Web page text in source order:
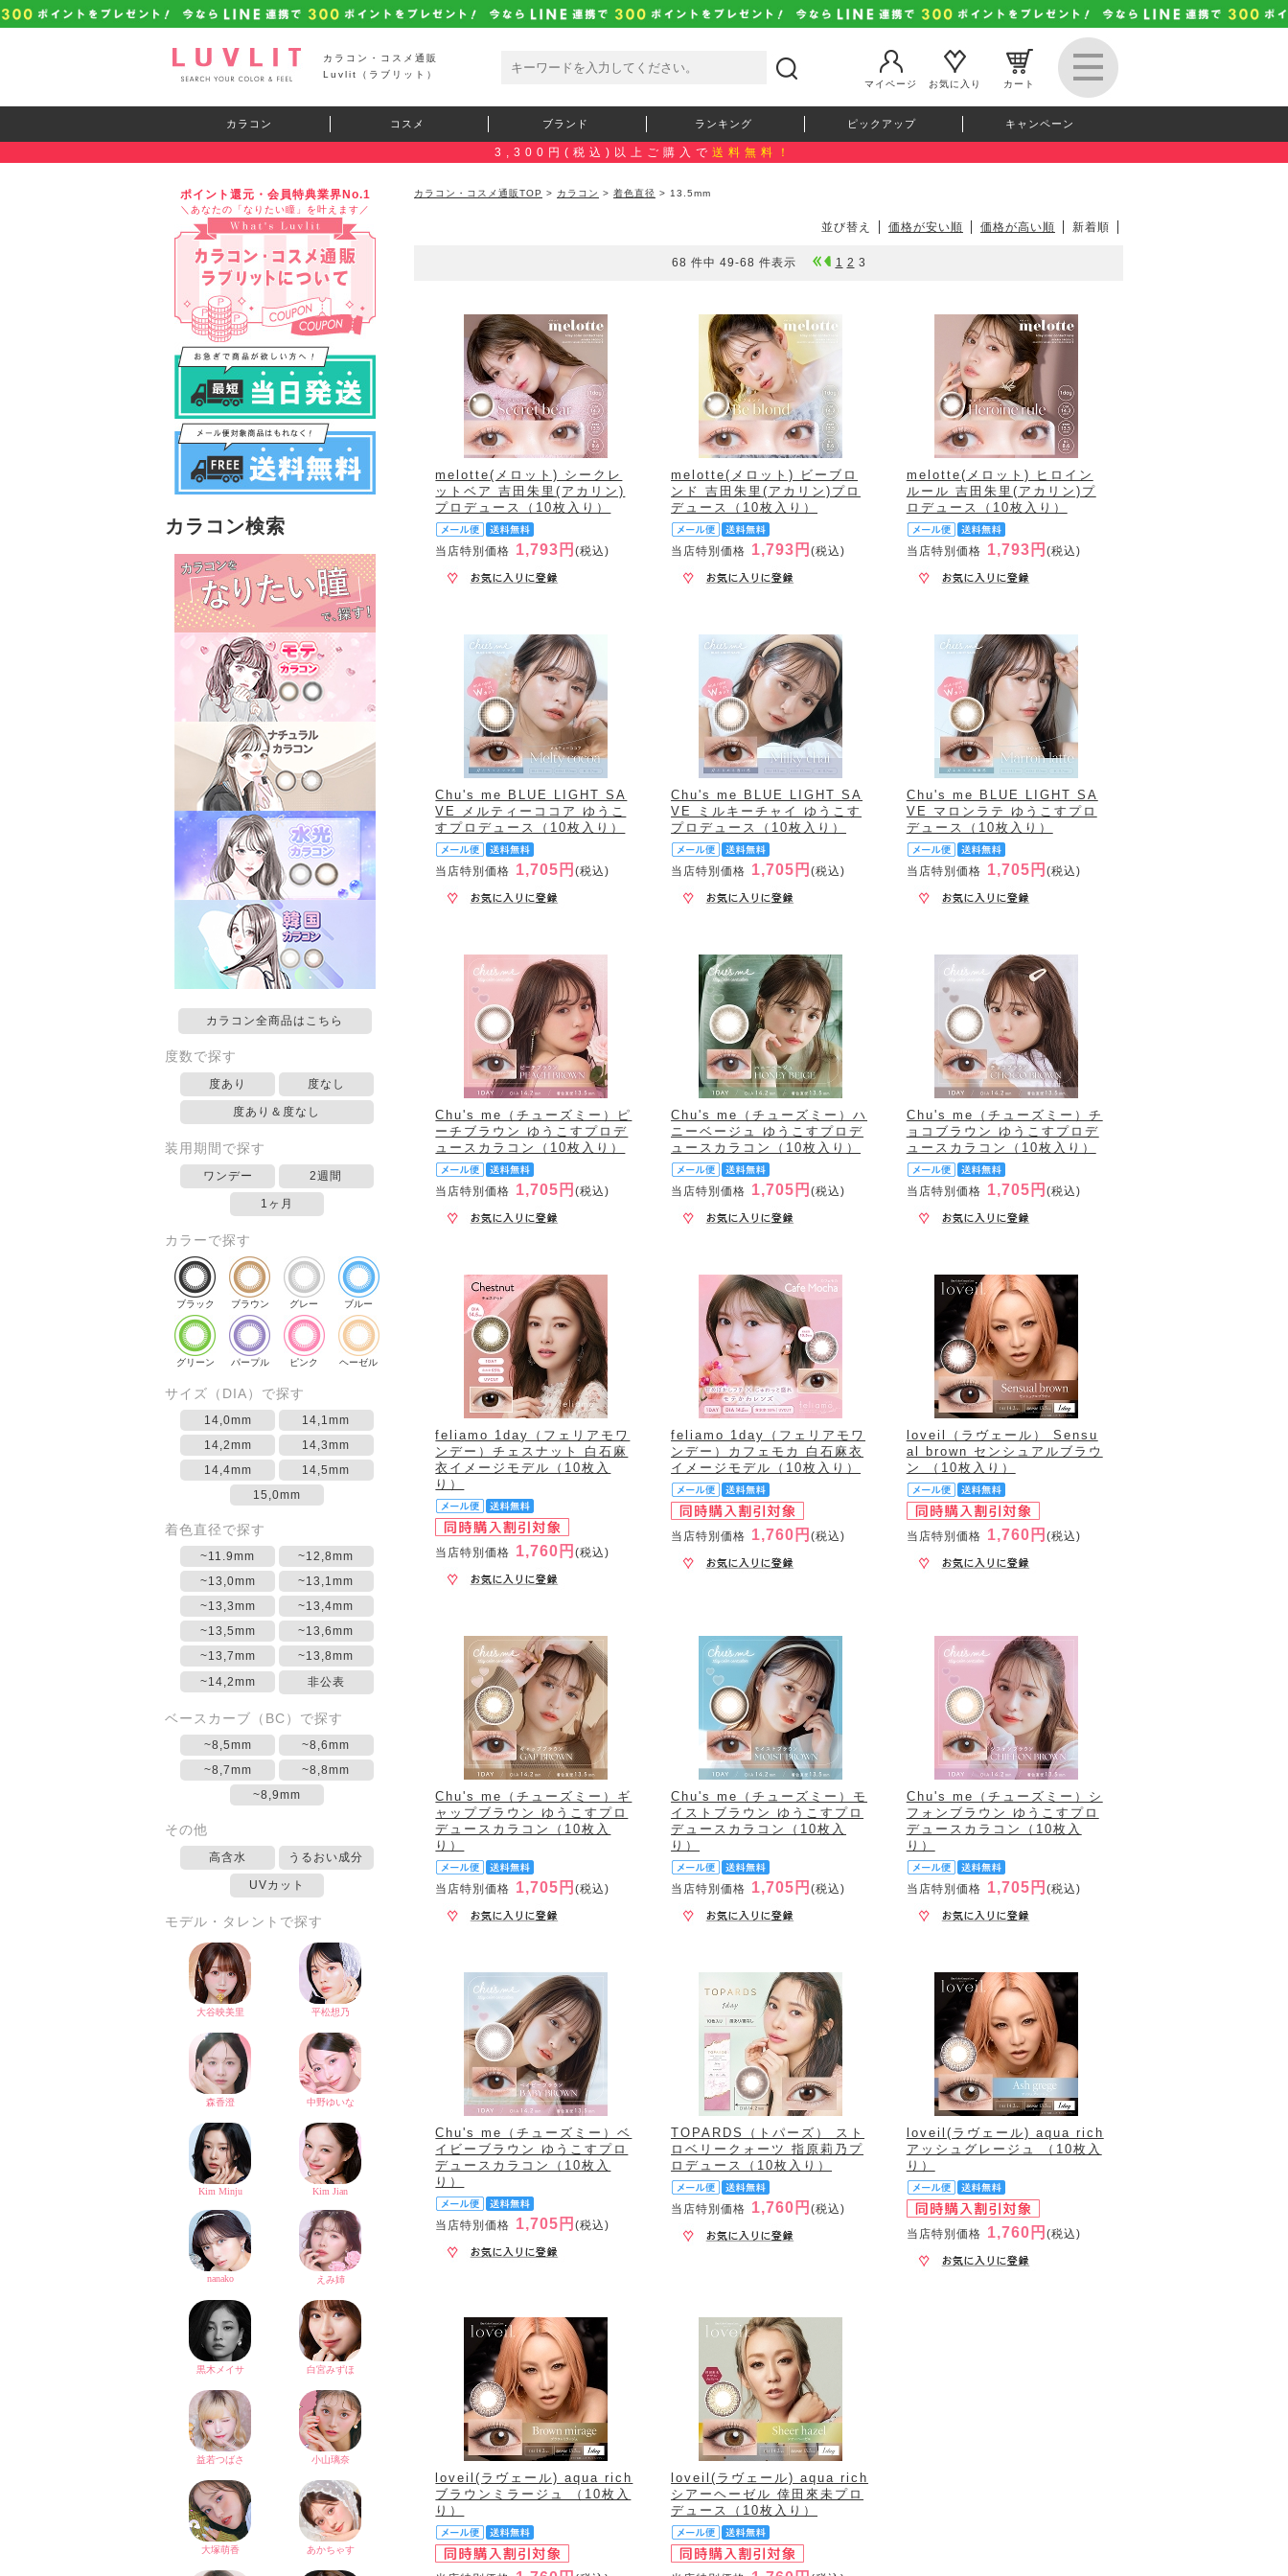
カラコン・コスメ通販
Luvlit（ラブリット）
マイページ
お気に入り カート
カラコン コスメ ブランド ランキング ピックアップ キャンペーン
3,300円(税込)以上ご購入で 送料無料！
ポイント還元・会員特典業界No.1
＼あなたの「なりたい瞳」を叶えます／
カラコン検索
カラコン全商品はこちら
度数で探す
度あり 度なし
度あり＆度なし
装用期間で探す
ワンデー 2週間
1ヶ月
カラーで探す
ブラック ブラウン グレー ブルー
グリーン パープル ピンク ヘーゼル
サイズ（DIA）で探す
14,0mm
14,1mm
14,2mm
14,3mm
14,4mm
14,5mm
15,0mm
着色直径で探す
~11.9mm
~12,8mm
~13,0mm
~13,1mm
~13,3mm
~13,4mm
~13,5mm
~13,6mm
~13,7mm
~13,8mm
~14,2mm
非公表
ベースカーブ（BC）で探す
~8,5mm
~8,6mm
~8,7mm
~8,8mm
~8,9mm
その他
高含水 うるおい成分
UVカット
モデル・タレントで探す
カラコン・コスメ通販TOP > カラコン > 着色直径 > 13.5mm
並び替え 価格が安い順 価格が高い順 新着順
68 件中 49-68 件表示 1 2 3
melotte(メロット) シークレ
ットベア 吉田朱里(アカリン)
プロデュース（10枚入り）
当店特別価格 1,793円(税込)
melotte(メロット) ビーブロ
ンド 吉田朱里(アカリン)プロ
デュース（10枚入り）
当店特別価格 1,793円(税込)
melotte(メロット) ヒロイン
ルール 吉田朱里(アカリン)プ
ロデュース（10枚入り）
当店特別価格 1,793円 (税込)
Chu's me BLUE LIGHT SA
VE メルティーココア ゆうこ
すプロデュース（10枚入り）
当店特別価格 1,705円(税込)
Chu's me BLUE LIGHT SA
VE ミルキーチャイ ゆうこす
プロデュース（10枚入り）
当店特別価格 1,705円(税込)
Chu's me BLUE LIGHT SA
VE マロンラテ ゆうこすプロ
デュース（10枚入り）
当店特別価格 1,705円 (税込)
Chu's me（チューズミー）ピ
ーチブラウン ゆうこすプロデ
ュースカラコン（10枚入り）
当店特別価格 1,705円(税込)
Chu's me（チューズミー）ハ
ニーベージュ ゆうこすプロデ
ュースカラコン（10枚入り）
当店特別価格 1,705円(税込)
Chu's me（チューズミー）チ
ョコブラウン ゆうこすプロデ
ュースカラコン（10枚入り）
当店特別価格 1,705円 (税込)
feliamo 1day（フェリアモワ
ンデー）チェスナット 白石麻
衣イメージモデル（10枚入
り）
当店特別価格 1,760円(税込)
feliamo 1day（フェリアモワ
ンデー）カフェモカ 白石麻衣
イメージモデル（10枚入り）
当店特別価格 1,760円(税込)
loveil（ラヴェール） Sensu
al brown センシュアルブラウ
ン （10枚入り）
当店特別価格 1,760円 (税込)
Chu's me（チューズミー）ギ
ャップブラウン ゆうこすプロ
デュースカラコン（10枚入
り）
当店特別価格 1,705円(税込)
Chu's me（チューズミー）モ
イストブラウン ゆうこすプロ
デュースカラコン（10枚入
り）
当店特別価格 1,705円(税込)
Chu's me（チューズミー）シ
フォンブラウン ゆうこすプロ
デュースカラコン（10枚入
り）
当店特別価格 1,705円 (税込)
Chu's me（チューズミー）ベ
イビーブラウン ゆうこすプロ
デュースカラコン（10枚入
り）
当店特別価格 1,705円(税込)
TOPARDS（トパーズ） スト
ロベリークォーツ 指原莉乃プ
ロデュース（10枚入り）
当店特別価格 1,760円(税込)
loveil(ラヴェール) aqua rich
アッシュグレージュ （10枚入
り）
当店特別価格 1,760円 (税込)
loveil(ラヴェール) aqua rich
ブラウンミラージュ （10枚入
り）
loveil(ラヴェール) aqua rich
シアーヘーゼル 倖田來未プロ
デュース（10枚入り）